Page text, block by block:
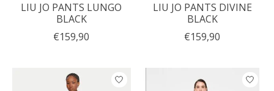
LIU JO PANTS LUNGO
BLACK
€159,90
LIU JO PANTS DIVINE
BLACK
€159,90